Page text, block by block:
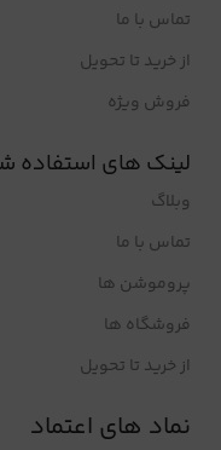
تماس با ما
از خرید تا تحویل
فروش ویژه
لینک های استفاده
وبلاگ
تماس با ما
پروموشن ها
فروشگاه ها
از خرید تا تحویل
نماد های اعتماد